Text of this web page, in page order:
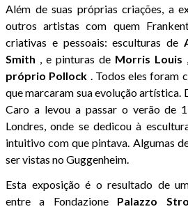
Além de suas próprias criações, a
outros artistas com quem
criativas e pessoais: esculturas de
Smith , e pinturas de Morris Louis ,
próprio Pollock . Todos eles foram
que marcaram sua evolução artística.
Caro a levou a passar o verão de
Londres, onde se dedicou à
intuitivo com que pintava. Algumas
ser vistas no Guggenheim.
Esta exposição é o resultado de
entre a Fondazione Palazzo